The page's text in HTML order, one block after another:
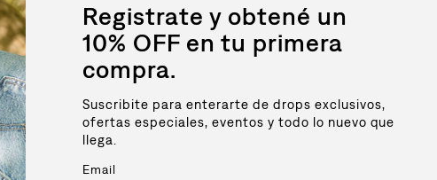
Registrate y obtené un
10% OFF en tu primera
compra.
Suscribite para enterarte de drops exclusivos,
ofertas especiales, eventos y todo lo nuevo que
llega.
Email